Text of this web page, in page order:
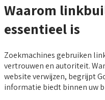
Waarom
essentieel is
Zoekmachines gebruiken
vertrouwen en autoriteit.
website verwijzen, begrijpt
informatie biedt binnen uw